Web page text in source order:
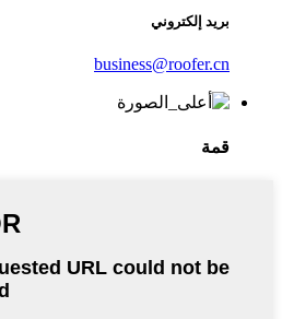
بريد إلكتروني
business@roofer.cn
قمة